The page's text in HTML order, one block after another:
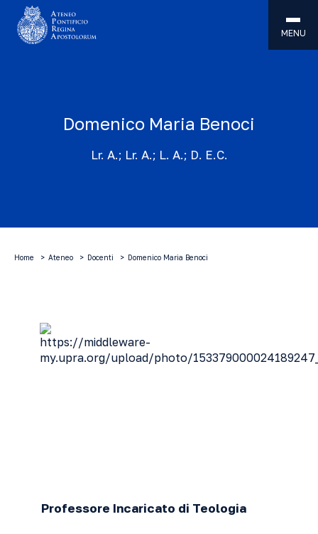
MENU
Domenico Maria Benoci
Lr. A.; Lr. A.; L. A.; D. E.C.
Home Ateneo Docenti Domenico Maria Benoci
Professore Incaricato di Teologia